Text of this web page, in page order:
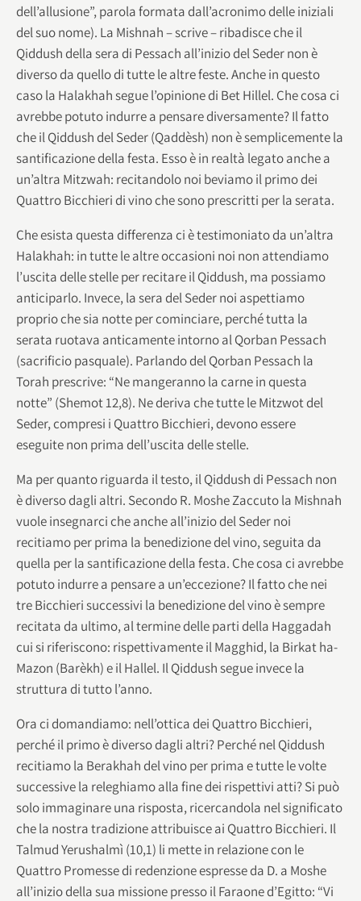
dell’allusione”, parola formata dall’acronimo delle iniziali
del suo nome). La Mishnah – scrive – ribadisce che il
Qiddush della sera di Pessach all’inizio del Seder non è
diverso da quello di tutte le altre feste. Anche in questo
caso la Halakhah segue l’opinione di Bet Hillel. Che cosa ci
avrebbe potuto indurre a pensare diversamente? Il fatto
che il Qiddush del Seder (Qaddèsh) non è semplicemente la
santificazione della festa. Esso è in realtà legato anche a
un’altra Mitzwah: recitandolo noi beviamo il primo dei
Quattro Bicchieri di vino che sono prescritti per la serata.
Che esista questa differenza ci è testimoniato da un’altra
Halakhah: in tutte le altre occasioni noi non attendiamo
l’uscita delle stelle per recitare il Qiddush, ma possiamo
anticiparlo. Invece, la sera del Seder noi aspettiamo
proprio che sia notte per cominciare, perché tutta la
serata ruotava anticamente intorno al Qorban Pessach
(sacrificio pasquale). Parlando del Qorban Pessach la
Torah prescrive: “Ne mangeranno la carne in questa
notte” (Shemot 12,8). Ne deriva che tutte le Mitzwot del
Seder, compresi i Quattro Bicchieri, devono essere
eseguite non prima dell’uscita delle stelle.
Ma per quanto riguarda il testo, il Qiddush di Pessach non
è diverso dagli altri. Secondo R. Moshe Zaccuto la Mishnah
vuole insegnarci che anche all’inizio del Seder noi
recitiamo per prima la benedizione del vino, seguita da
quella per la santificazione della festa. Che cosa ci avrebbe
potuto indurre a pensare a un’eccezione? Il fatto che nei
tre Bicchieri successivi la benedizione del vino è sempre
recitata da ultimo, al termine delle parti della Haggadah
cui si riferiscono: rispettivamente il Magghid, la Birkat ha-
Mazon (Barèkh) e il Hallel. Il Qiddush segue invece la
struttura di tutto l’anno.
Ora ci domandiamo: nell’ottica dei Quattro Bicchieri,
perché il primo è diverso dagli altri? Perché nel Qiddush
recitiamo la Berakhah del vino per prima e tutte le volte
successive la releghiamo alla fine dei rispettivi atti? Si può
solo immaginare una risposta, ricercandola nel significato
che la nostra tradizione attribuisce ai Quattro Bicchieri. Il
Talmud Yerushalmì (10,1) li mette in relazione con le
Quattro Promesse di redenzione espresse da D. a Moshe
all’inizio della sua missione presso il Faraone d’Egitto: “Vi